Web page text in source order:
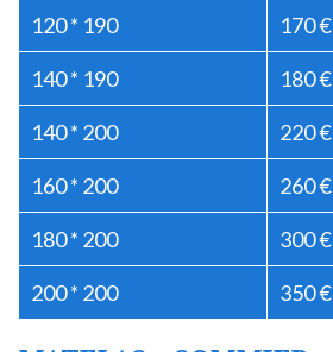
120 * 190 170 €
140 * 190 180 €
140 * 200 220 €
160 * 200 260 €
180 * 200 300 €
200 * 200 350 €